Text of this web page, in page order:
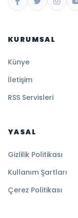
KURUMSAL
Künye
İletişim
RSS Servisleri
YASAL
Gizlilik Politikası
Kullanım Şartları
Çerez Politikası